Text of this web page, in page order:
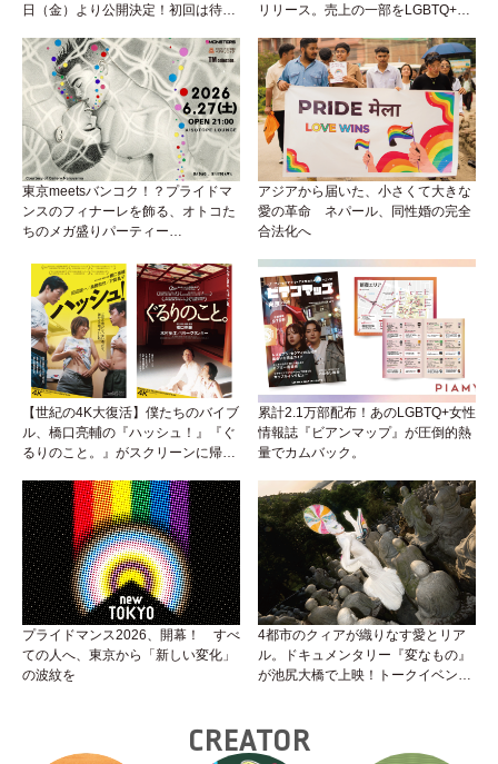
日（金）より公開決定！初回は待望
リリース。売上の一部をLGBTQ+＆
ジェクトへ寄付
東京meetsバンコク！？プライドマ
ンスのフィナーレを飾る、オトコた
ちのメガ盛りパーティー
来！
アジアから届いた、小さくて大きな
愛の革命 ネパール、同性婚の完全
合法化へ
【世紀の4K大復活】僕たちのバイブ
ル、橋口亮輔の『ハッシュ！』『ぐ
るりのこと。』がスクリーンに帰っ
ていくためのサバイバル・ガイド
累計2.1万部配布！あのLGBTQ+女性
情報誌『ビアンマップ』が圧倒的熱
量でカムバック。
プライドマンス2026、開幕！ すべ
ての人へ、東京から「新しい変化」
の波紋を
4都市のクィアが織りなす愛とリア
ル。ドキュメンタリー『変なもの』
が池尻大橋で上映！トークイベント
CREATOR